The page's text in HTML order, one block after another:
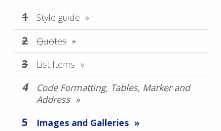
Style guide
Quotes
List Items
Code Formatting, Tables, Marker and
Address
Images and Galleries